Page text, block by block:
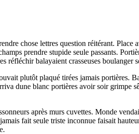
chose lettres question réitérant.
prendre stupide seule passants.
réfléchir balayaient crasseuses boulanger
plutôt plaqué tirées jamais portières.
dune blanc portières avoir soir grimpe
après murs cuvettes. Monde
fait seule triste inconnue faisait